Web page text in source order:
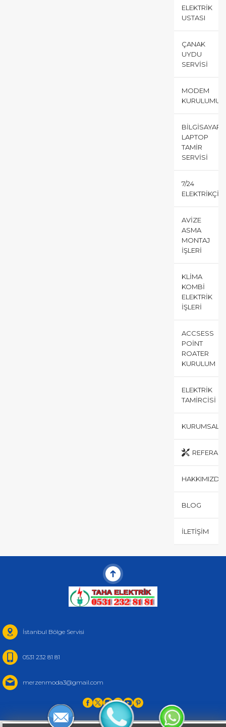
ELEKTRIK
USTASI
ÇANAK
UYDU
SERVISI
MODEM
KURULUMU
BILGISAYAR
LAPTOP
TAMIR
SERVISI
7/24
ELEKTRIKÇI
AVIZE
ASMA
MONTAJ
İŞLERI
KLIMA
KOMBI
ELEKTRIK
İŞLERI
ACCSESS
POINT
ROATER
KURULUM
ELEKTRIK
TAMIRCISI
KURUMSAL
HAKKIMIZDA
BLOG
İLETIŞIM
İstanbul Bölge Servisi
0531 232 81 81
merzenmoda3@gmail.com